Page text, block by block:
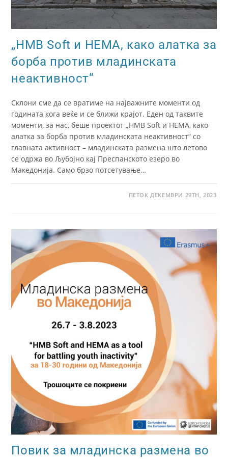
„HMB Soft и HEMA, како алатка за
борба против младинската
неактивност“
Склони сме да се вратиме на најважните моменти од
годината кога веќе и се ближи крајот. Еден од таквите
моменти, за нас, беше проектот „HMB Soft и HEMA, како
алатка за борба против младинската неактивност“ со
главната активност – младинската размена што летово
се одржа во Љубојно кај Преспанското езеро во
Македонија. Само брзо потсетување…
ПЕТОК ДЕКЕМВРИ 29TH, 2023
Повик за младинска размена во